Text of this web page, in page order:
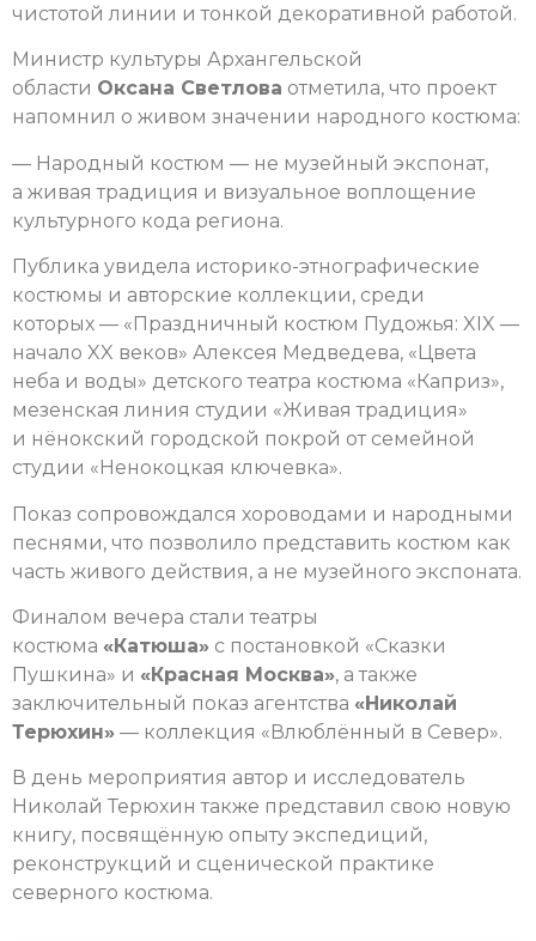
чистотой линии и тонкой декоративной работой.
Министр культуры Архангельской
области Оксана Светлова отметила, что проект
напомнил о живом значении народного костюма:
— Народный костюм — не музейный экспонат,
а живая традиция и визуальное воплощение
культурного кода региона.
Публика увидела историко-этнографические
костюмы и авторские коллекции, среди
которых — «Праздничный костюм Пудожья: XIX —
начало XX веков» Алексея Медведева, «Цвета
неба и воды» детского театра костюма «Каприз»,
мезенская линия студии «Живая традиция»
и нёнокский городской покрой от семейной
студии «Ненокоцкая ключевка».
Показ сопровождался хороводами и народными
песнями, что позволило представить костюм как
часть живого действия, а не музейного экспоната.
Финалом вечера стали театры
костюма «Катюша» с постановкой «Сказки
Пушкина» и «Красная Москва», а также
заключительный показ агентства «Николай
Терюхин» — коллекция «Влюблённый в Север».
В день мероприятия автор и исследователь
Николай Терюхин также представил свою новую
книгу, посвящённую опыту экспедиций,
реконструкций и сценической практике
северного костюма.